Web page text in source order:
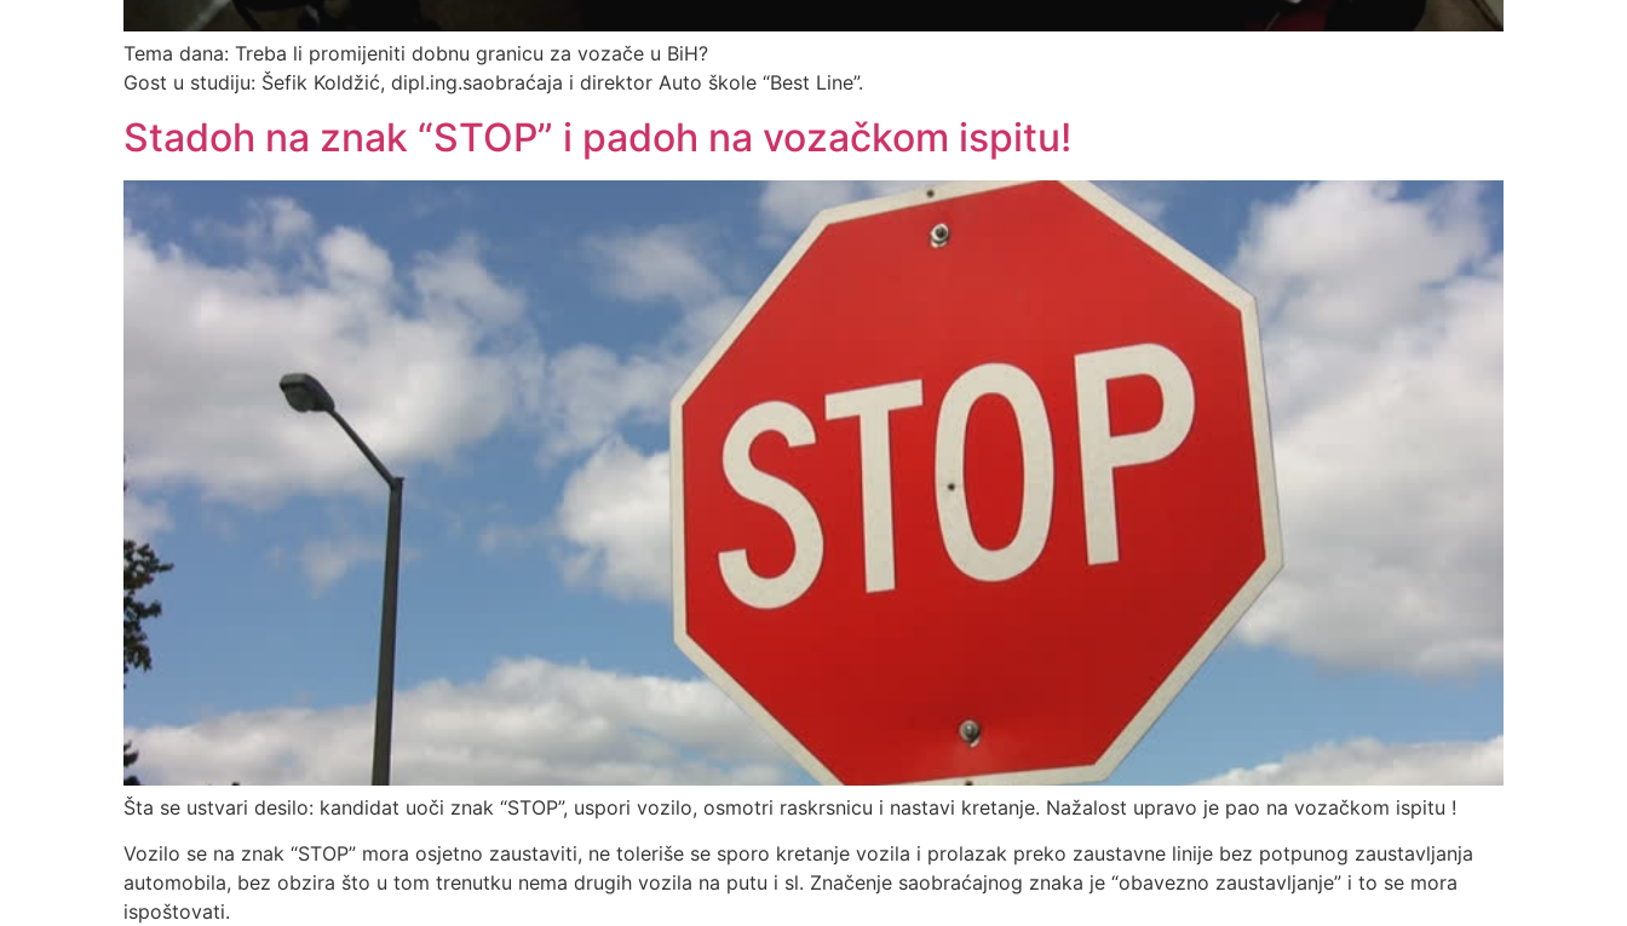
Tema dana: Treba li promijeniti dobnu granicu za vozače u BiH?
Gost u studiju: Šefik Koldžić, dipl.ing.saobraćaja i direktor Auto škole “Best Line”.
Stadoh na znak “STOP” i padoh na vozačkom ispitu!
Šta se ustvari desilo: kandidat uoči znak “STOP”, uspori vozilo, osmotri raskrsnicu i nastavi kretanje. Nažalost upravo je pao na vozačkom ispitu !
Vozilo se na znak “STOP” mora osjetno zaustaviti, ne toleriše se sporo kretanje vozila i prolazak preko zaustavne linije bez potpunog zaustavljanja
automobila, bez obzira što u tom trenutku nema drugih vozila na putu i sl. Značenje saobraćajnog znaka je “obavezno zaustavljanje” i to se mora
ispoštovati.